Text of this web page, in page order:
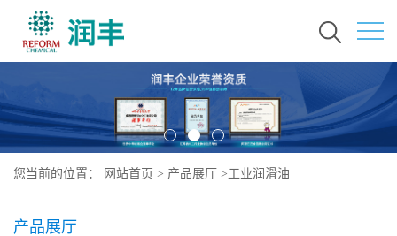
您当前的位置： 网站首页 > 产品展厅 >工业润滑油
产品展厅